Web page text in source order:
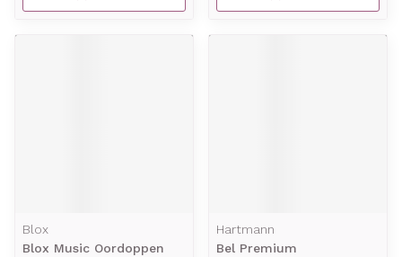
Blox
Blox Music Oordoppen
Hartmann
Bel Premium